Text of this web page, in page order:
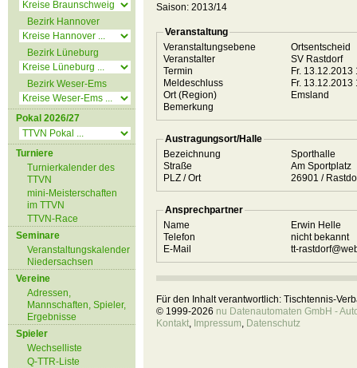
Bezirk Hannover
Bezirk Lüneburg
Bezirk Weser-Ems
Pokal 2026/27
Turniere
Turnierkalender des
TTVN
mini-Meisterschaften
im TTVN
TTVN-Race
Seminare
Veranstaltungskalender
Niedersachsen
Vereine
Adressen,
Mannschaften, Spieler,
Ergebnisse
Spieler
Wechselliste
Q-TTR-Liste
Saison: 2013/14
Veranstaltung
Veranstaltungsebene
Ortsentscheid
Veranstalter
SV Rastdorf
Termin
Fr.
Meldeschluss
Fr.
Ort (Region)
Emsland
Bemerkung
Austragungsort/Halle
Bezeichnung
Sporthalle
Straße
Am Sportplatz
PLZ / Ort
26901 /
Ansprechpartner
Name
Erwin Helle
Telefon
nicht bekannt
E-Mail
tt-
Für den Inhalt verantwortlich: Tischtennis-
© 1999-2026 nu Datenautomaten GmbH -
Kontakt, Impressum, Datenschutz